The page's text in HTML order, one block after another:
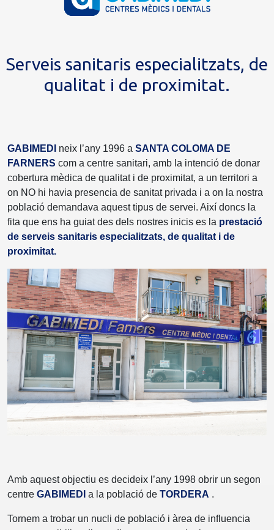
Serveis sanitaris especialitzats, de
qualitat i de proximitat.
GABIMEDI neix l’any 1996 a SANTA COLOMA DE
FARNERS com a centre sanitari, amb la intenció de donar
cobertura mèdica de qualitat i de proximitat, a un territori a
on NO hi havia presencia de sanitat privada i a on la nostra
població demandava aquest tipus de servei. Així doncs la
fita que ens ha guiat des dels nostres inicis es la prestació
de serveis sanitaris especialitzats, de qualitat i de
proximitat.
Amb aquest objectiu es decideix l’any 1998 obrir un segon
centre GABIMEDI a la població de TORDERA .
Tornem a trobar un nucli de població i àrea de influencia